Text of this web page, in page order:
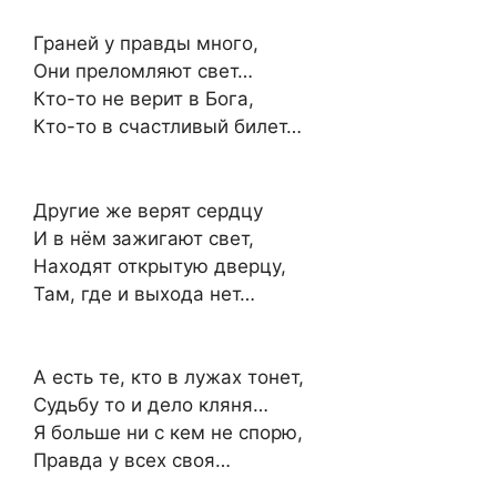
Граней у правды много,
Они преломляют свет…
Кто-то не верит в Бога,
Кто-то в счастливый билет…
Другие же верят сердцу
И в нём зажигают свет,
Находят открытую дверцу,
Там, где и выхода нет…
А есть те, кто в лужах тонет,
Судьбу то и дело кляня…
Я больше ни с кем не спорю,
Правда у всех своя…